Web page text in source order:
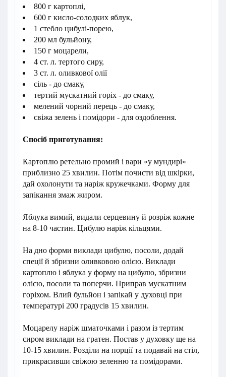
800 г картоплі,
600 г кисло-солодких яблук,
1 стебло цибулі-порею,
200 мл бульйону,
150 г моцарели,
4 ст. л. тертого сиру,
3 ст. л. оливкової олії
сіль - до смаку,
тертий мускатний горіх - до смаку,
мелений чорний перець - до смаку,
свіжа зелень і помідори - для оздоблення.
Спосіб приготування:
Картоплю ретельно промий і вари «у мундирі»
приблизно 25 хвилин. Потім почисти від шкірки,
дай охолонути та наріж кружечками. Форму для
запікання змаж жиром.
Яблука вимий, видали серцевину й розріж кожне
на 8-10 частин. Цибулю наріж кільцями.
На дно форми виклади цибулю, посоли, додай
спеції й збризни оливковою олією. Виклади
картоплю і яблука у форму на цибулю, збризни
олією, посоли та поперчи. Приправ мускатним
горіхом. Влий бульйон і запікай у духовці при
температурі 200 градусів 15 хвилин.
Моцарелу наріж шматочками і разом із тертим
сиром виклади на гратен. Постав у духовку ще на
10-15 хвилин. Розділи на порції та подавай на стіл,
прикрасивши свіжою зеленню та помідорами.